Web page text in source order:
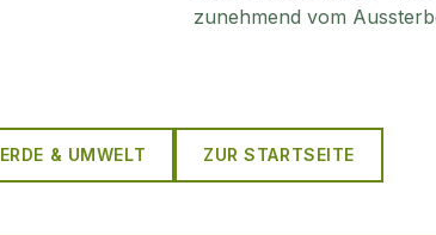
zunehmend vom
ERDE & UMWELT ZUR STARTSEITE